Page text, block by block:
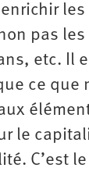
pas les
etc. Il
ce que
le
C’est